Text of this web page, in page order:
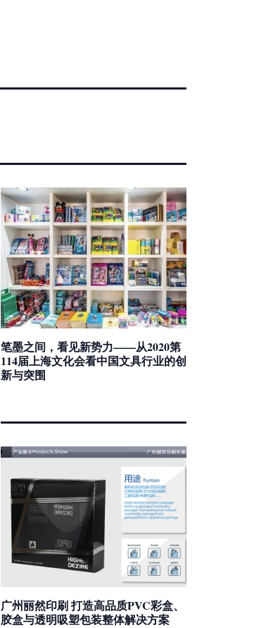
笔墨之间，看见新势力——从2020第
114届上海文化会看中国文具行业的创
新与突围
广州丽然印刷 打造高品质PVC彩盒、
胶盒与透明吸塑包装整体解决方案